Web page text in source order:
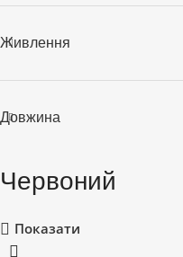
Живлення
Довжина
Червоний
Показати